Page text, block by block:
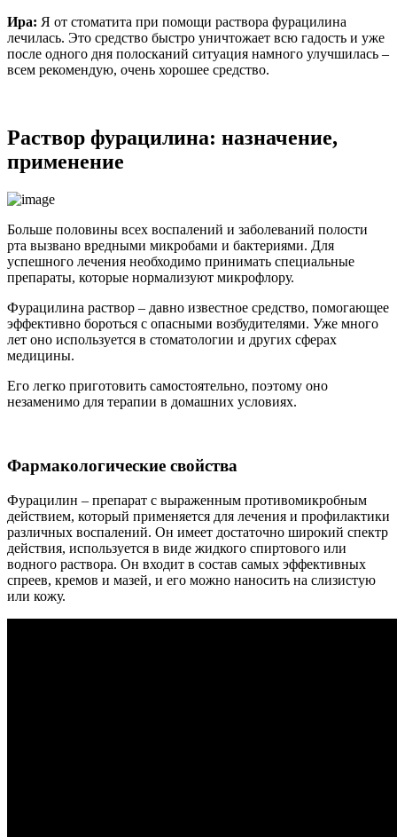
Ира: Я от стоматита при помощи раствора фурацилина
лечилась. Это средство быстро уничтожает всю гадость и уже
после одного дня полосканий ситуация намного улучшилась –
всем рекомендую, очень хорошее средство.
Раствор фурацилина: назначение,
применение
Больше половины всех воспалений и заболеваний полости
рта вызвано вредными микробами и бактериями. Для
успешного лечения необходимо принимать специальные
препараты, которые нормализуют микрофлору.
Фурацилина раствор – давно известное средство, помогающее
эффективно бороться с опасными возбудителями. Уже много
лет оно используется в стоматологии и других сферах
медицины.
Его легко приготовить самостоятельно, поэтому оно
незаменимо для терапии в домашних условиях.
Фармакологические свойства
Фурацилин – препарат с выраженным противомикробным
действием, который применяется для лечения и профилактики
различных воспалений. Он имеет достаточно широкий спектр
действия, используется в виде жидкого спиртового или
водного раствора. Он входит в состав самых эффективных
спреев, кремов и мазей, и его можно наносить на слизистую
или кожу.